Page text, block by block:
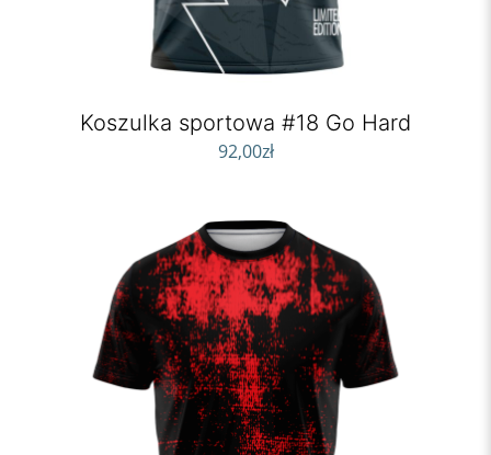
Koszulka sportowa #18 Go Hard
92,00zł